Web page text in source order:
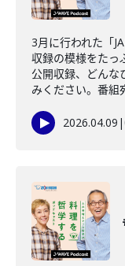
3月に行われた「
収録の模様をたっ
公開収録、どん
みください。番組
2026.04.09 |